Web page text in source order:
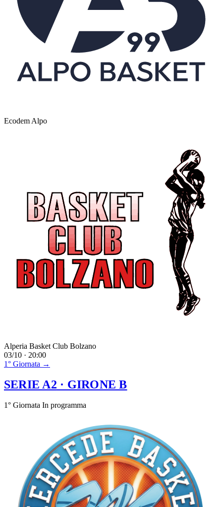
Ecodem Alpo
Alperia Basket Club Bolzano
03/10 · 20:00
1° Giornata →
SERIE A2 · GIRONE B
1° Giornata In programma